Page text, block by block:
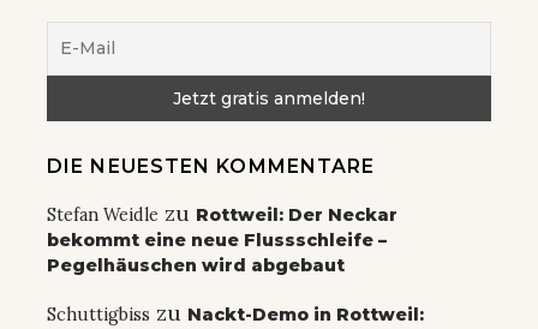
DIE NEUESTEN KOMMENTARE
Stefan Weidle zu Rottweil: Der Neckar
bekommt eine neue Flussschleife –
Pegelhäuschen wird abgebaut
Schuttigbiss zu Nackt-Demo in Rottweil: